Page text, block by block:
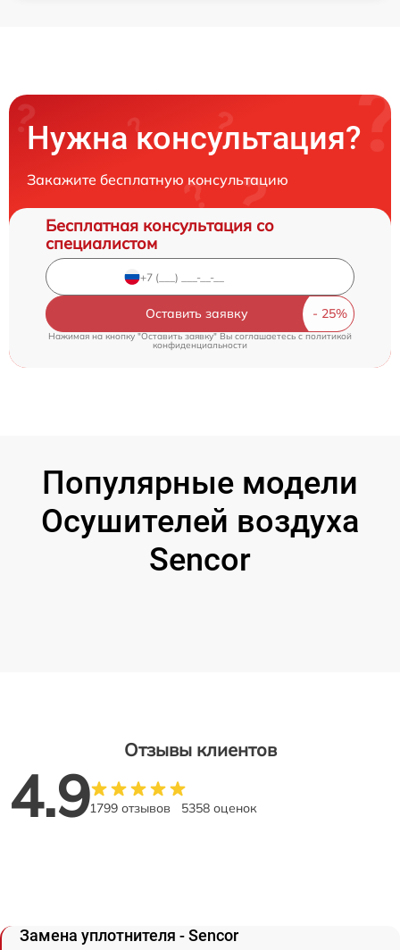
Нужна консультация?
Закажите бесплатную консультацию
Бесплатная консультация со
специалистом
Оставить заявку
Нажимая на кнопку "Оставить заявку" Вы соглашаетесь cполитикой
конфиденциальности
Популярные модели
Осушителей воздуха
Sencor
Отзывы клиентов
4.91799 отзывов 5358 оценок
Замена уплотнителя - Sencor